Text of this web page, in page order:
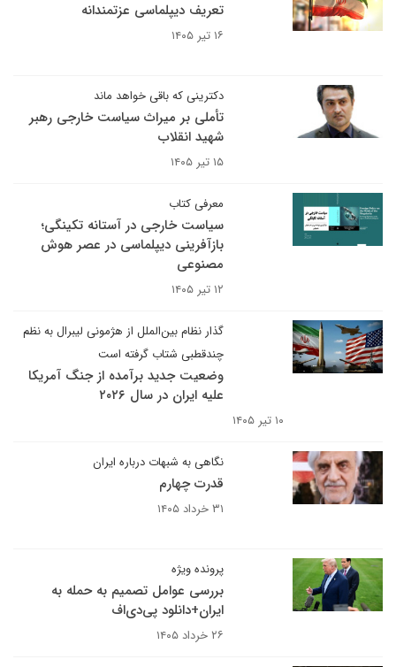
تعریف دیپلماسی عزتمندانه
۱۶ تیر ۱۴۰۵
دکترینی که باقی خواهد ماند
تأملی بر میراث سیاست خارجی رهبر
شهید انقلاب
۱۵ تیر ۱۴۰۵
معرفی کتاب
سیاست خارجی در آستانه تکینگی؛
بازآفرینی دیپلماسی در عصر هوش
مصنوعی
۱۲ تیر ۱۴۰۵
گذار نظام بین‌الملل از هژمونی لیبرال به نظم
چندقطبی شتاب‌ گرفته است
وضعیت جدید برآمده از جنگ آمریکا
علیه ایران در سال ۲۰۲۶
۱۰ تیر ۱۴۰۵
نگاهی به شبهات درباره ایران
قدرت چهارم
۳۱ خرداد ۱۴۰۵
پرونده ویژه
بررسی عوامل تصمیم به حمله به
ایران+دانلود پی‌دی‌اف
۲۶ خرداد ۱۴۰۵